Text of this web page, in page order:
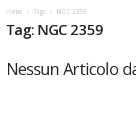
t
Home Tags NGC 2359
Tag: NGC 2359
Nessun Articolo